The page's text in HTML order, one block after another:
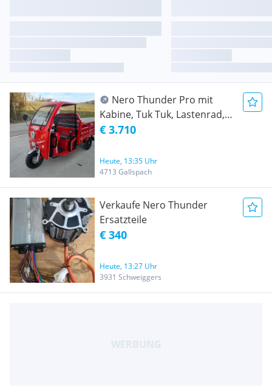
Nero Thunder Pro mit
Kabine, Tuk Tuk, Lastenrad,
Tuc Tuc, Lastendreirad
€ 3.710
Heute, 13:35 Uhr
4713 Gallspach
Verkaufe Nero Thunder
Ersatzteile
€ 340
Heute, 13:27 Uhr
3931 Schweiggers